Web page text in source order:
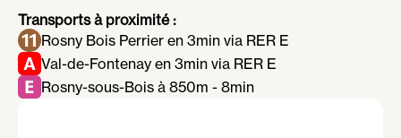
Transports à proximité :
Rosny Bois Perrier en 3min via RER E
Val-de-Fontenay en 3min via RER E
Rosny-sous-Bois à 850m - 8min